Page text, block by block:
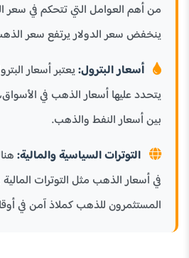
من أهم العوامل التي تتحكم في
ينخفض سعر الدولار يرتفع سعر
أسعار البترول:يعتبر أسعار
يتحدد عليها أسعار الذهب في
بين أسعار النفط والذهب.
التوترات السياسية والمالية:
في أسعار الذهب مثل التوترات
المستثمرون للذهب كملاذ آمن في